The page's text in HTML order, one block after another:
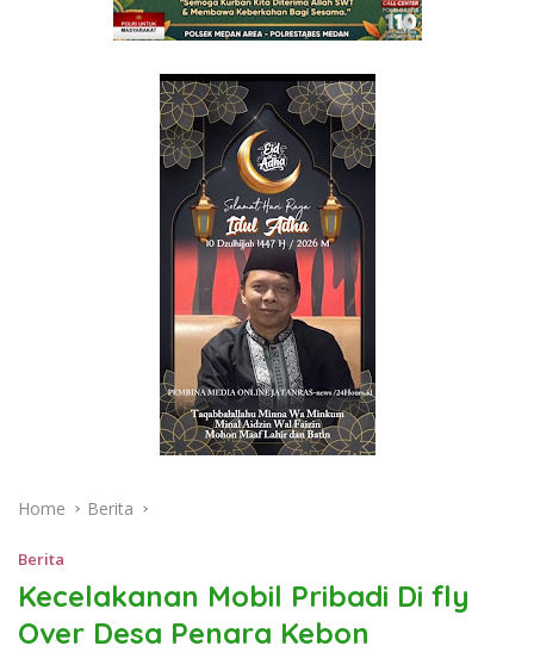
Home Berita
Berita
Kecelakanan Mobil Pribadi Di fly
Over Desa Penara Kebon